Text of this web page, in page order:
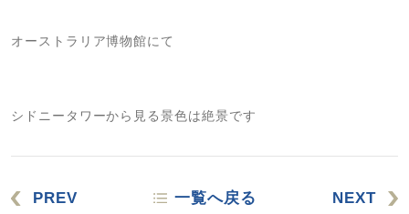
オーストラリア博物館にて
シドニータワーから見る景色は絶景です
PREV 一覧へ戻る NEXT